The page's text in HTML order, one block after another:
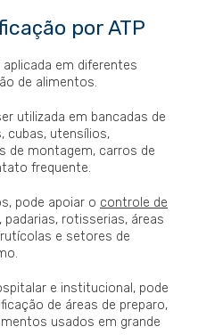
por ATP
aplicada em diferentes
de alimentos.
utilizada em bancadas de
cubas, utensílios,
de montagem, carros de
frequente.
pode apoiar o controle de
padarias, rotisserias, áreas
e setores de
e institucional, pode
de áreas de preparo,
usados em grande